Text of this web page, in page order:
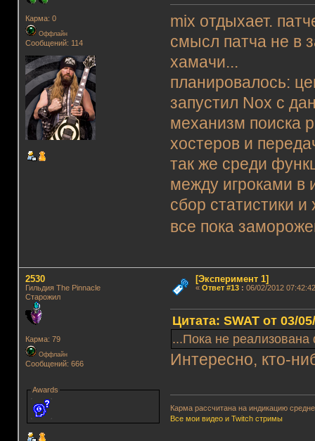
Карма: 0
Оффлайн
Сообщений: 114
mix отдыхает.
смысл патча не в
хамачи...
планировалось:
запустил Nox с
механизм поиска
хостеров и
так же среди
между игроками в
сбор статистики
все пока
2530
Гильдия The Pinnacle
Старожил
Карма: 79
Оффлайн
Сообщений: 666
Awards
[Эксперимент 1]
« Ответ #13: 06/02/2012
Цитата: SWAT от 03/
...Пока не реализована
Интересно, кто-
Карма рассчитана на индикацию
Все мои видео и Twitch стримы